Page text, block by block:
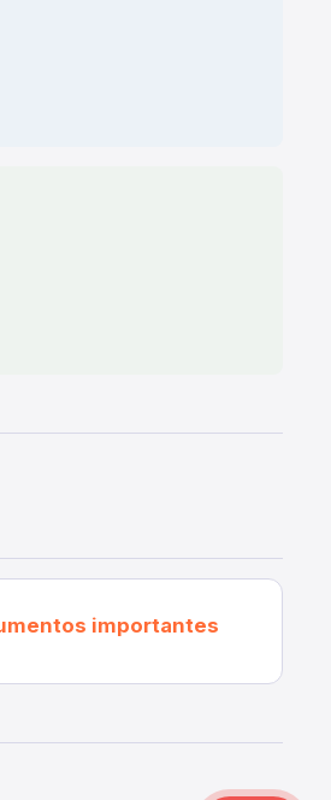
importantes